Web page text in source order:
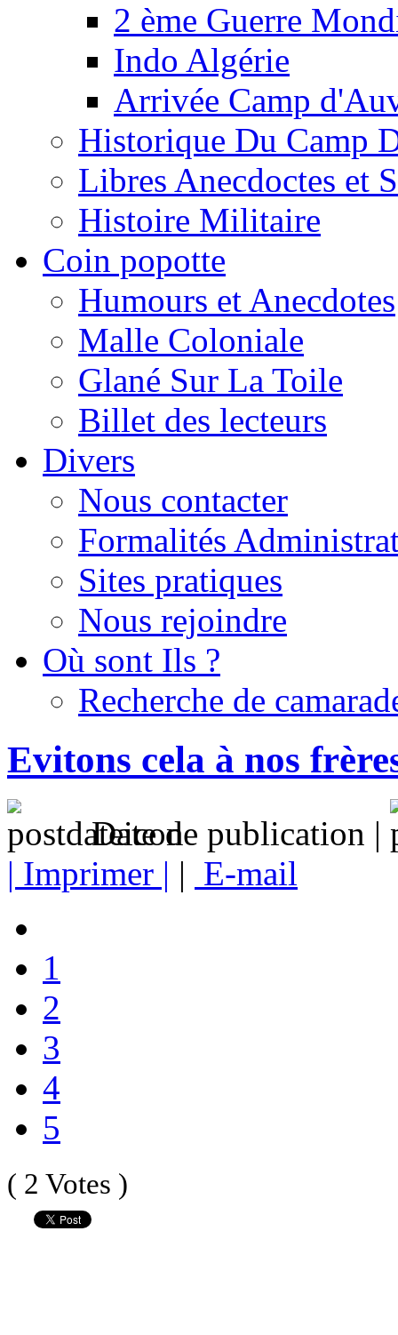
2 ème Guerre
Indo Algérie
Arrivée Camp
Historique Du Camp
Libres Anecdoctes et
Histoire Militaire
Coin popotte
Humours et Anecdotes
Malle Coloniale
Glané Sur La Toile
Billet des lecteurs
Divers
Nous contacter
Formalités
Sites pratiques
Nous rejoindre
Où sont Ils ?
Recherche de
Evitons cela à nos
Date de publication |
| Imprimer | | E-mail
1
2
3
4
5
( 2 Votes )